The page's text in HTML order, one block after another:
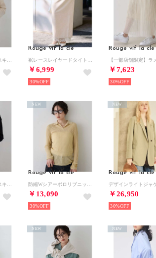
Rouge vif la cle
￥6,999
30%
Rouge vif la cle
￥7,623
30%
Rouge vif la cle
￥13,090
NEW
30%
Rouge vif la cle
￥26,950
NEW
30%
NEW NEW